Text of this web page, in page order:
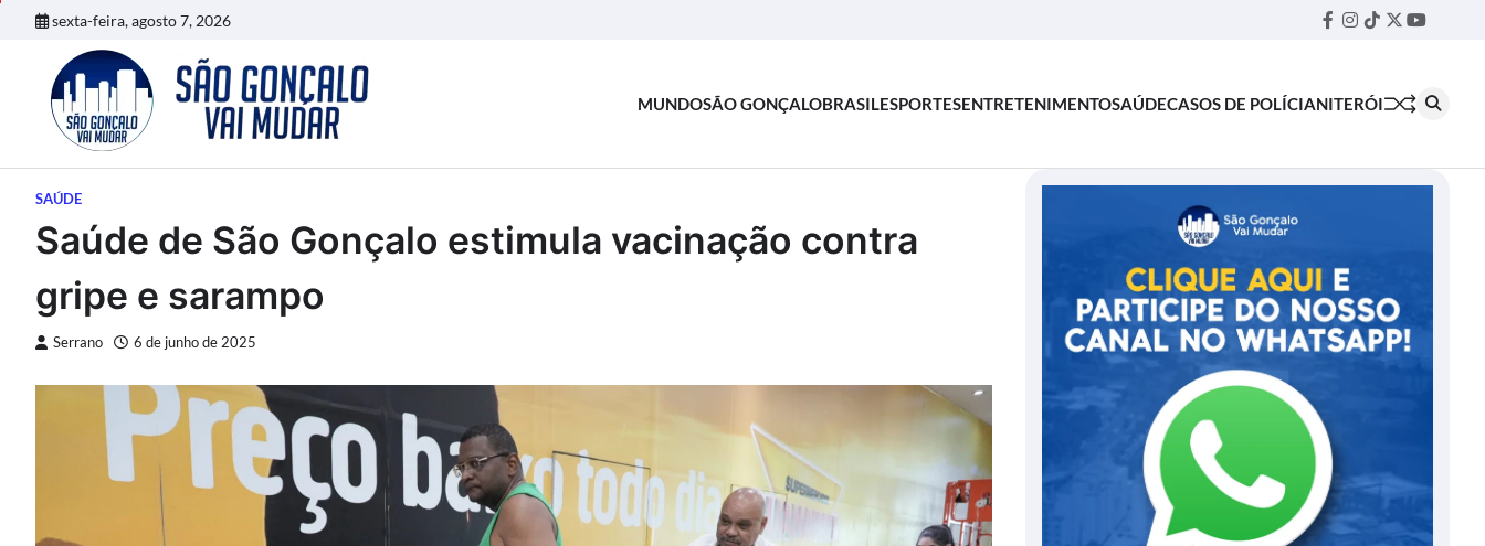
sexta-feira, agosto 7, 2026 Facebook
Instagram
TikTok
TwitterYouTube
MUNDOSÃO GONÇALOBRASILESPORTESENTRETENIMENTOSAÚDECASOS DE POLÍCIANITERÓI
SAÚDE
Saúde de São Gonçalo estimula vacinação contra
gripe e sarampo
Serrano 6 de junho de 2025